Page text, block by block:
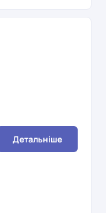
Детальніше